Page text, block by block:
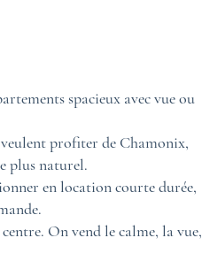
spacieux avec vue ou
veulent profiter de Chamonix,
plus naturel.
en location courte durée,
On vend le calme, la vue,